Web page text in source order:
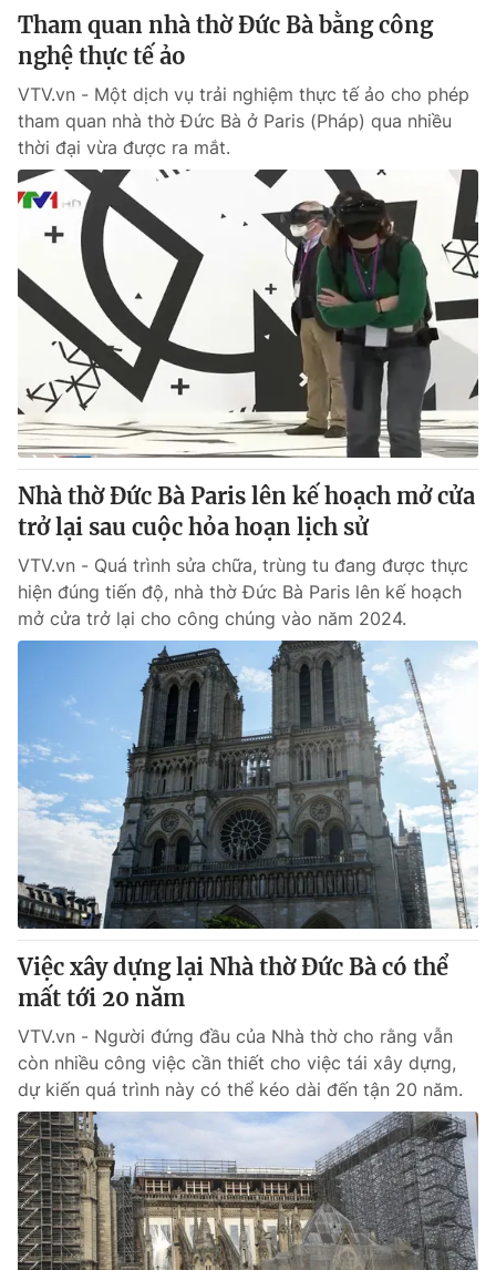
Tham quan nhà thờ Đức Bà bằng công
nghệ thực tế ảo
VTV.vn - Một dịch vụ trải nghiệm thực tế ảo cho phép
tham quan nhà thờ Đức Bà ở Paris (Pháp) qua nhiều
thời đại vừa được ra mắt.
Nhà thờ Đức Bà Paris lên kế hoạch mở cửa
trở lại sau cuộc hỏa hoạn lịch sử
VTV.vn - Quá trình sửa chữa, trùng tu đang được thực
hiện đúng tiến độ, nhà thờ Đức Bà Paris lên kế hoạch
mở cửa trở lại cho công chúng vào năm 2024.
Việc xây dựng lại Nhà thờ Đức Bà có thể
mất tới 20 năm
VTV.vn - Người đứng đầu của Nhà thờ cho rằng vẫn
còn nhiều công việc cần thiết cho việc tái xây dựng,
dự kiến quá trình này có thể kéo dài đến tận 20 năm.